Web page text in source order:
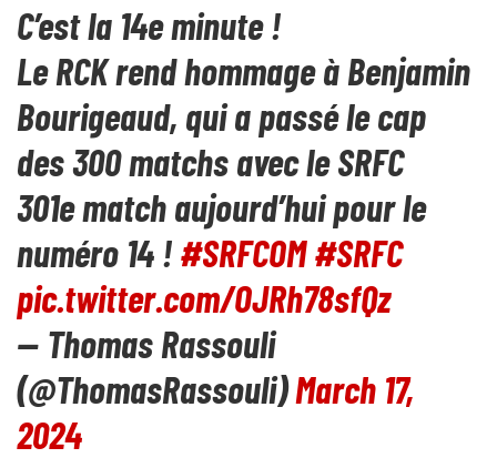
C’est la 14e minute !
Le RCK rend hommage à Benjamin
Bourigeaud, qui a passé le cap
des 300 matchs avec le SRFC
301e match aujourd’hui pour le
numéro 14 !#SRFCOM#SRFC
pic.twitter.com/OJRh78sfQz
— Thomas Rassouli
(@ThomasRassouli)March 17,
2024